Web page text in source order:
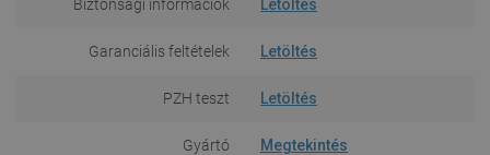
Biztonsági információk Letöltés
Garanciális feltételek Letöltés
PZH teszt Letöltés
Gyártó Megtekintés